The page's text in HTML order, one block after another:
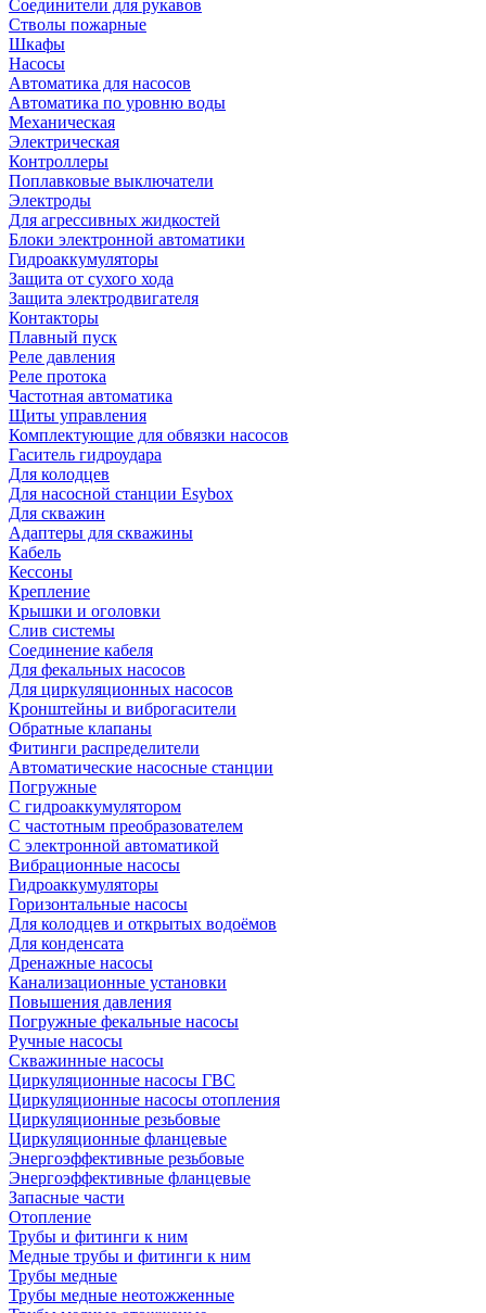
Соединители для рукавов
Стволы пожарные
Шкафы
Насосы
Автоматика для насосов
Автоматика по уровню воды
Механическая
Электрическая
Контроллеры
Поплавковые выключатели
Электроды
Для агрессивных жидкостей
Блоки электронной автоматики
Гидроаккумуляторы
Защита от сухого хода
Защита электродвигателя
Контакторы
Плавный пуск
Реле давления
Реле протока
Частотная автоматика
Щиты управления
Комплектующие для обвязки насосов
Гаситель гидроудара
Для колодцев
Для насосной станции Esybox
Для скважин
Адаптеры для скважины
Кабель
Кессоны
Крепление
Крышки и оголовки
Слив системы
Соединение кабеля
Для фекальных насосов
Для циркуляционных насосов
Кронштейны и виброгасители
Обратные клапаны
Фитинги распределители
Автоматические насосные станции
Погружные
С гидроаккумулятором
С частотным преобразователем
С электронной автоматикой
Вибрационные насосы
Гидроаккумуляторы
Горизонтальные насосы
Для колодцев и открытых водоёмов
Для конденсата
Дренажные насосы
Канализационные установки
Повышения давления
Погружные фекальные насосы
Ручные насосы
Скважинные насосы
Циркуляционные насосы ГВС
Циркуляционные насосы отопления
Циркуляционные резьбовые
Циркуляционные фланцевые
Энергоэффективные резьбовые
Энергоэффективные фланцевые
Запасные части
Отопление
Трубы и фитинги к ним
Медные трубы и фитинги к ним
Трубы медные
Трубы медные неотожженные